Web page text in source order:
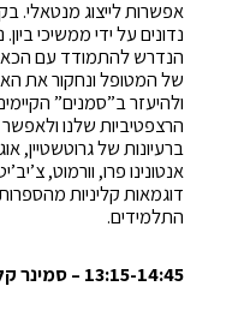
אפשרות לייצוג מנטאלי.
נדונים על ידי ממשיכי
הנדרש להתמודד עם
של המטופל ונחקור את
ולהיעזר ב”סמנים”
הרצפטיביות שלנו
ברעיונות של גרוטשטיין,
אנטונינו פרו, וורמוט,
דוגמאות קליניות
התלמידים.
13:15-14:45 – סמינר קליני – גב’ יעל מגל ומר חנן הלר